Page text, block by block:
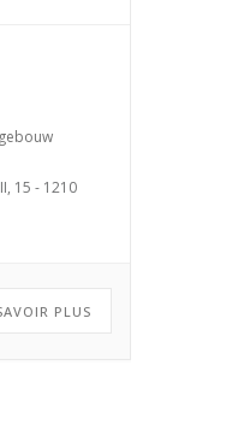
15 - 1210
PLUS